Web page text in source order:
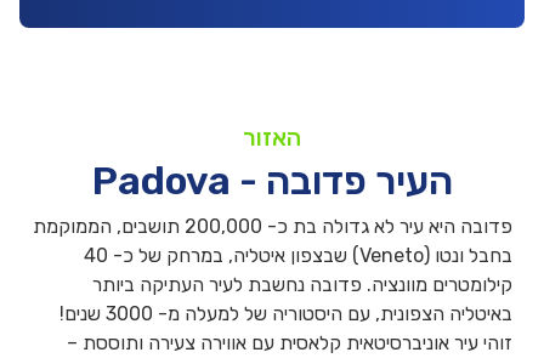
האזור
העיר פדובה - Padova
פדובה היא עיר לא גדולה בת כ- 200,000 תושבים, הממוקמת
בחבל ונטו (Veneto) שבצפון איטליה, במרחק של כ- 40
קילומטרים מוונציה. פדובה נחשבת לעיר העתיקה ביותר
באיטליה הצפונית, עם היסטוריה של למעלה מ- 3000 שנים!
זוהי עיר אוניברסיטאית קלאסית עם אווירה צעירה ותוססת –